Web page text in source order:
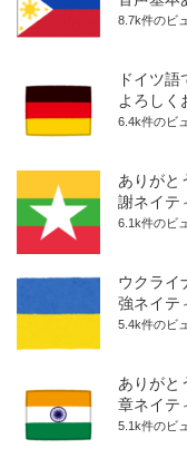
8.7k件のビ
ドイツ
よろしく
6.4k件のビ
ありがと
謝ネイテ
6.1k件のビ
ウクライ
強ネイテ
5.4k件のビ
ありがと
章ネイテ
5.1k件のビ